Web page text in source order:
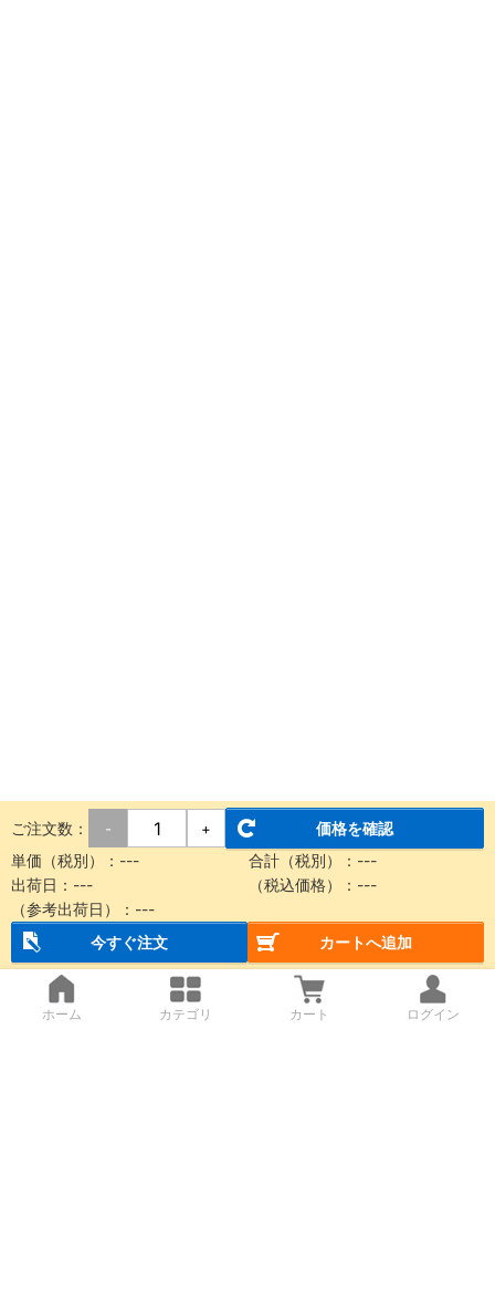
ご注文数： - +
価格を確認
単価（税別）： --- 合計（税別）： ---
出荷日： --- （税込価格）： ---
（参考出荷日）： ---
今すぐ注文
カートへ追加
ホーム カテゴリ カート ログイン